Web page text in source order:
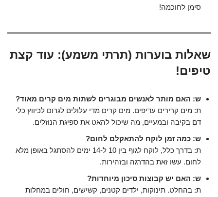
סימן לחוכמה!
שאלות בוערות (תרתי משמע): עוד קצת
טיפים!
ש: האם מותר לאנשים מבוגרים לשתות מים קרים מאוד?
ת: מים קרירים עדיפים. מים קרים מדי עלולים לגרום לכיווץ כלי
דם בקיבה ובמעיים, מה שיכול להאט את ספיגת הנוזלים.
ש: כמה זמן לוקח להתאקלם לחום?
ת: בדרך כלל, לוקח לגוף בין 10 ל-14 ימים להסתגל באופן מלא
לחום. עשו זאת בהדרגה ובזהירות.
ש: האם יש קבוצות סיכון מיוחדות?
ת: בהחלט. תינוקות, ילדים קטנים, קשישים, חולים במחלות